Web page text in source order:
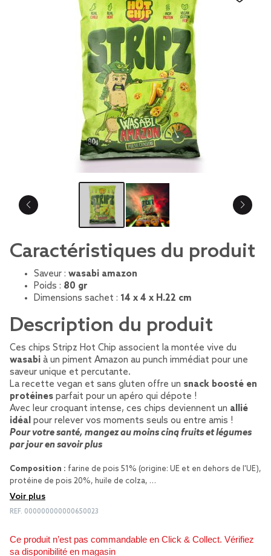
Caractéristiques du produit
Saveur : wasabi amazon
Poids : 80 gr
Dimensions sachet : 14 x 4 x H.22 cm
Description du produit
Ces chips Stripz Hot Chip associent la montée vive du
wasabi à un piment Amazon au punch immédiat pour une
saveur unique et percutante.
La recette vegan et sans gluten offre un snack boosté en
protéines parfait pour un apéro qui dépote !
Avec leur croquant intense, ces chips deviennent un allié
idéal pour relever vos moments seuls ou entre amis !
Pour votre santé, mangez au moins cinq fruits et légumes
par jouren savoir plus
Composition : farine de pois 51% (origine: UE et en dehors de l'UE),
protéine de pois 20%, huile de colza, …
Voir plus
REF. 000000000000650023
Ce produit n’est pas commandable en Click & Collect. Vérifiez
sa disponibilité en magasin